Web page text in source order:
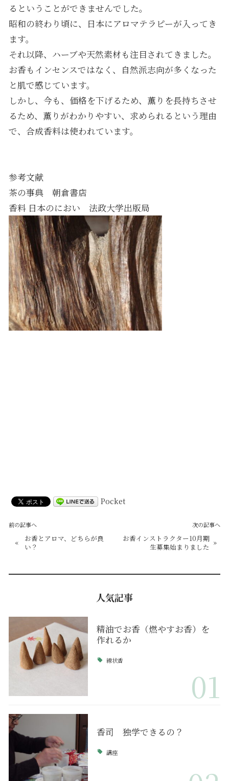
るということができませんでした。
昭和の終わり頃に、日本にアロマテラピーが入ってき
ます。
それ以降、ハーブや天然素材も注目されてきました。
お香もインセンスではなく、自然派志向が多くなった
と肌で感じています。
しかし、今も、価格を下げるため、薫りを長持ちさせ
るため、薫りがわかりやすい、求められるという理由
で、合成香料は使われています。
参考文献
茶の事典 朝倉書店
香料 日本のにおい 法政大学出版局
Pocket
前の記事へ
«
お香とアロマ、どちらが良
い？
次の記事へ
お香インストラクター10月期
生募集始まりました »
人気記事
精油でお香（燃やすお香）を
作れるか
線状香
01
香司 独学できるの？
講座